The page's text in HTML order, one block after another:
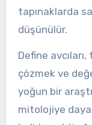
tapınaklarda
düşünülür.
Define avcıları,
çözmek ve
yoğun bir
mitolojiye